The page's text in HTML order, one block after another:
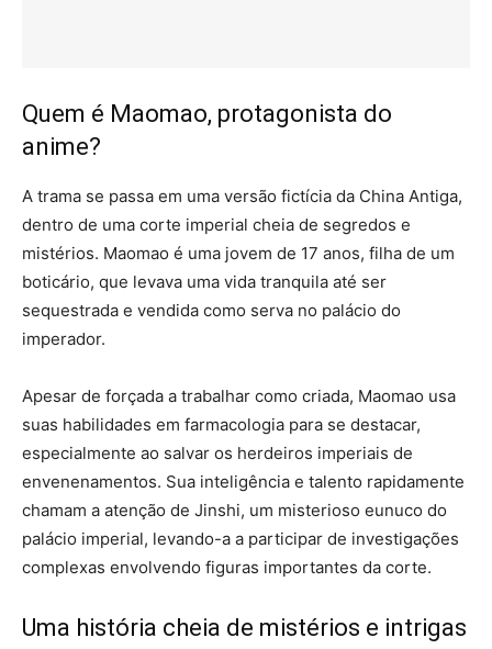
Quem é Maomao, protagonista do
anime?
A trama se passa em uma versão fictícia da China Antiga,
dentro de uma corte imperial cheia de segredos e
mistérios. Maomao é uma jovem de 17 anos, filha de um
boticário, que levava uma vida tranquila até ser
sequestrada e vendida como serva no palácio do
imperador.
Apesar de forçada a trabalhar como criada, Maomao usa
suas habilidades em farmacologia para se destacar,
especialmente ao salvar os herdeiros imperiais de
envenenamentos. Sua inteligência e talento rapidamente
chamam a atenção de Jinshi, um misterioso eunuco do
palácio imperial, levando-a a participar de investigações
complexas envolvendo figuras importantes da corte.
Uma história cheia de mistérios e intrigas